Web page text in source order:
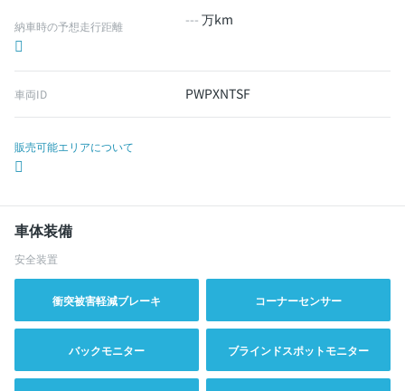
納車時の予想走行距離 --- 万km
車両ID PWPXNTSF
販売可能エリアについて
車体装備
安全装置
衝突被害軽減ブレーキ コーナーセンサー
バックモニター ブラインドスポットモニター